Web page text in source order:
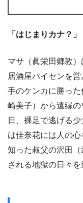
「はじまりカナ？」
マサ（眞栄田郷敦
居酒屋パイセンを
手のケンカに勝っ
崎美子）から遠縁
日、裸足で逃げる
は佳奈花には人の
知った叔父の沢田
される地獄の日々